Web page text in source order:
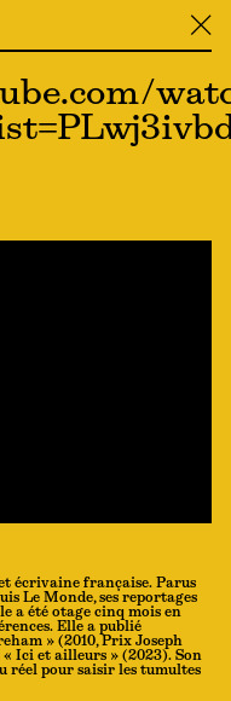
╳
écrivaine française. Parus
Le Monde, ses reportages
a été otage cinq mois en
Elle a publié
» (2010, Prix Joseph
« Ici et ailleurs » (2023). Son
réel pour saisir les tumultes